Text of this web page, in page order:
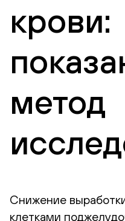
крови:
метод
Снижение
клетками